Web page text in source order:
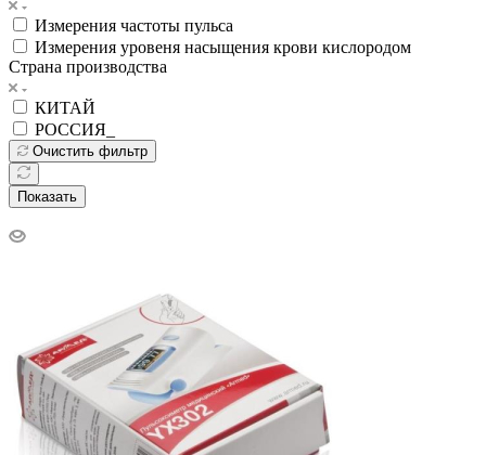
Измерения частоты пульса
Измерения уровеня насыщения крови кислородом
Страна производства
КИТАЙ
РОССИЯ_
Очистить фильтр
Показать